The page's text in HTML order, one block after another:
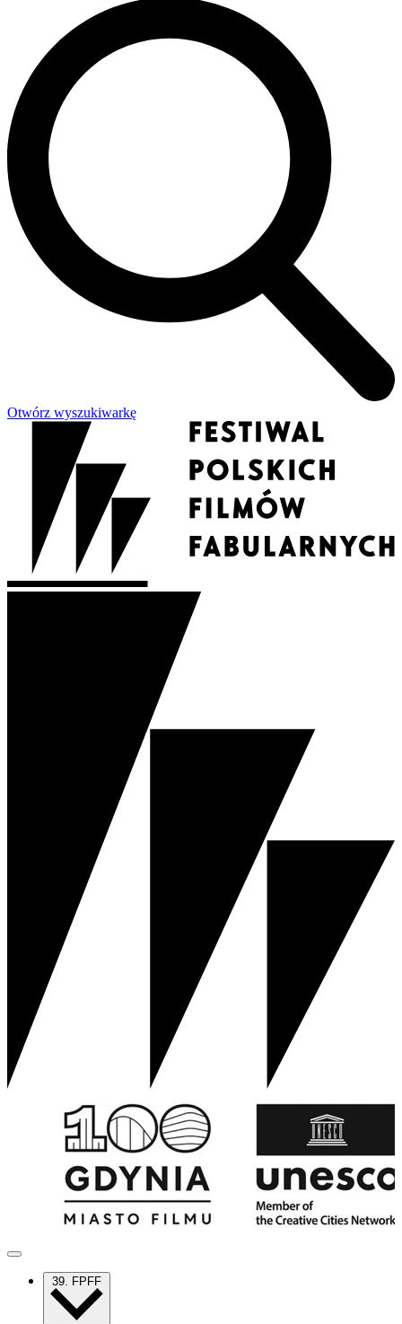
Otwórz wyszukiwarkę
39. FPFF